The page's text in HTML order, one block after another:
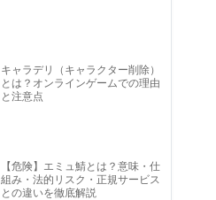
キャラデリ（キャラクター削除）
とは？オンラインゲームでの理由
と注意点
【危険】エミュ鯖とは？意味・仕
組み・法的リスク・正規サービス
との違いを徹底解説